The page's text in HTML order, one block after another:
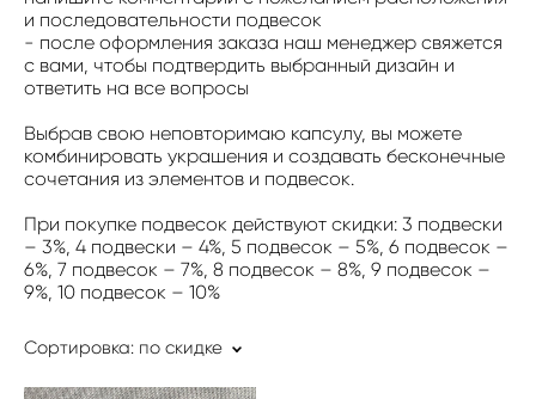
и последовательности подвесок
- после оформления заказа наш менеджер свяжется
с вами, чтобы подтвердить выбранный дизайн и
ответить на все вопросы
Выбрав свою неповторимаю капсулу, вы можете
комбинировать украшения и создавать бесконечные
сочетания из элементов и подвесок.
При покупке подвесок действуют скидки: 3 подвески
– 3%, 4 подвески – 4%, 5 подвесок – 5%, 6 подвесок –
6%, 7 подвесок – 7%, 8 подвесок – 8%, 9 подвесок –
9%, 10 подвесок – 10%
Сортировка: по скидке